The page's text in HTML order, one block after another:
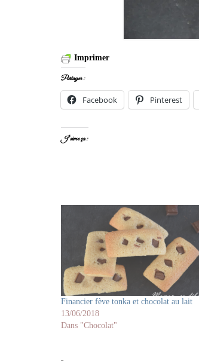
Imprimer
Partager :
Facebook Pinterest
J’aime ça :
Financier fève tonka et chocolat au lait
13/06/2018
Dans "Chocolat"